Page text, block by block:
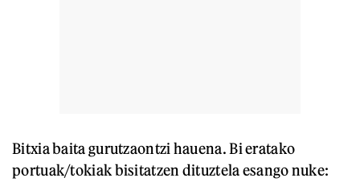
Bitxia baita gurutzaontzi hauena. Bi eratako
portuak/tokiak bisitatzen dituztela esango nuke: